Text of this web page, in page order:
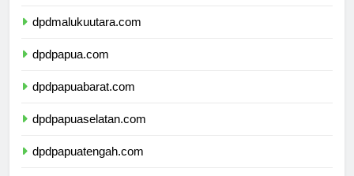
dpdmalukuutara.com
dpdpapua.com
dpdpapuabarat.com
dpdpapuaselatan.com
dpdpapuatengah.com